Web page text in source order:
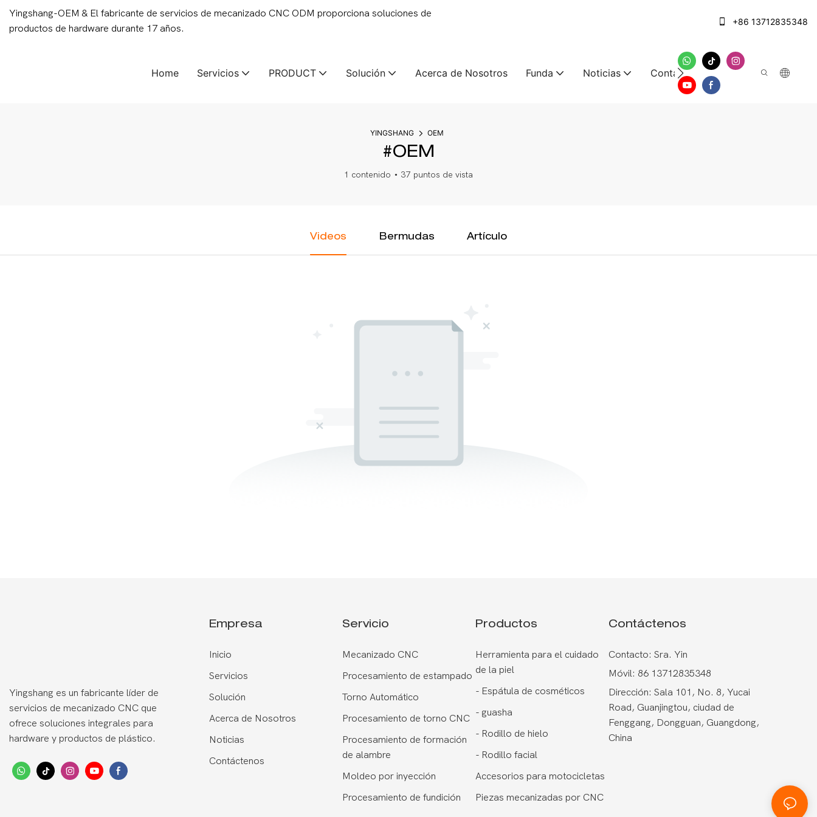
Yingshang-OEM & El fabricante de servicios de mecanizado CNC ODM proporciona soluciones de
productos de hardware durante 17 años.
+86 13712835348
Home Servicios PRODUCT Solución Acerca de Nosotros Funda Noticias Contáctenos
YINGSHANG OEM
#OEM
1 contenido 37 puntos de vista
Videos Bermudas Artículo
Yingshang es un fabricante líder de
servicios de mecanizado CNC que
ofrece soluciones integrales para
hardware y productos de plástico.
Empresa
Inicio
Servicios
Solución
Acerca de Nosotros
Noticias
Contáctenos
Servicio
Mecanizado CNC
Procesamiento de estampado
Torno Automático
Procesamiento de torno CNC
Procesamiento de formación
de alambre
Moldeo por inyección
Procesamiento de fundición
Productos
Herramienta para el cuidado
de la piel
-Espátula de cosméticos
-guasha
-Rodillo de hielo
-Rodillo facial
Accesorios para motocicletas
Piezas mecanizadas por CNC
Contáctenos
Contacto: Sra. Yin
Móvil: 86 13712835348
Dirección: Sala 101, No. 8, Yucai
Road, Guanjingtou, ciudad de
Fenggang, Dongguan, Guangdong,
China